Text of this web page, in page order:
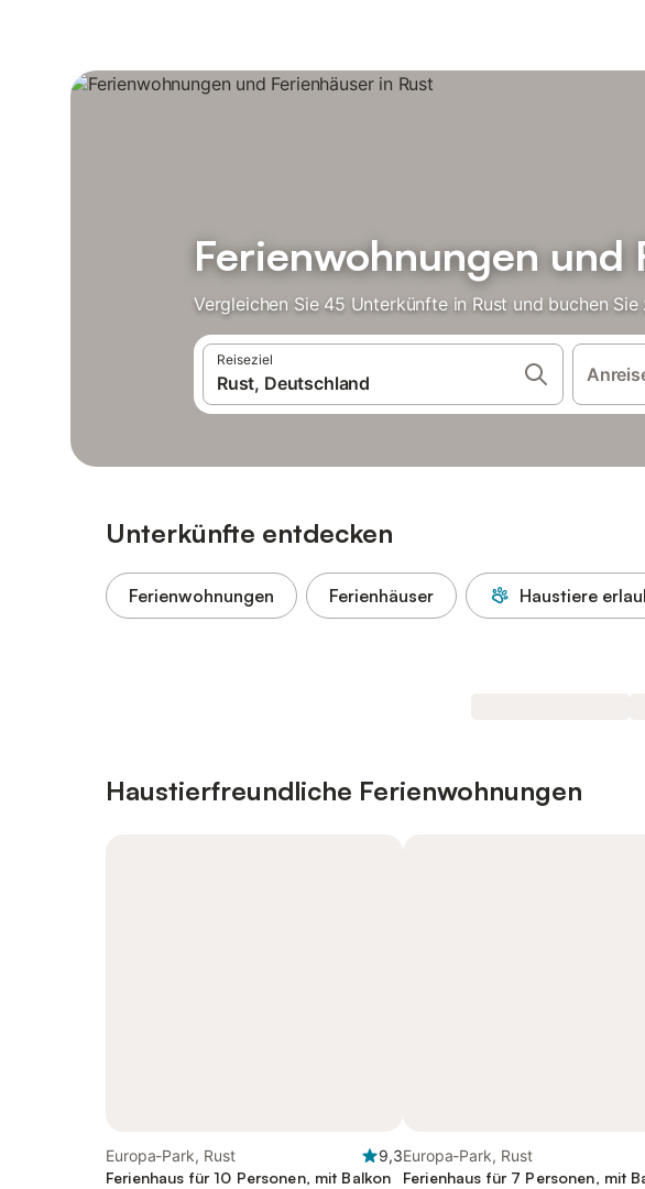
Ferienwohnungen und
Vergleichen Sie 45 Unterkünfte in Rust und buchen Sie
Reiseziel
Unterkünfte entdecken
Ferienwohnungen Ferienhäuser Haustiere
Haustierfreundliche Ferienwohnungen
Europa-Park, Rust
9,3
Ferienhaus für 10 Personen, mit Balkon
Europa-Park, Rust
Ferienhaus für 7 Personen, mit